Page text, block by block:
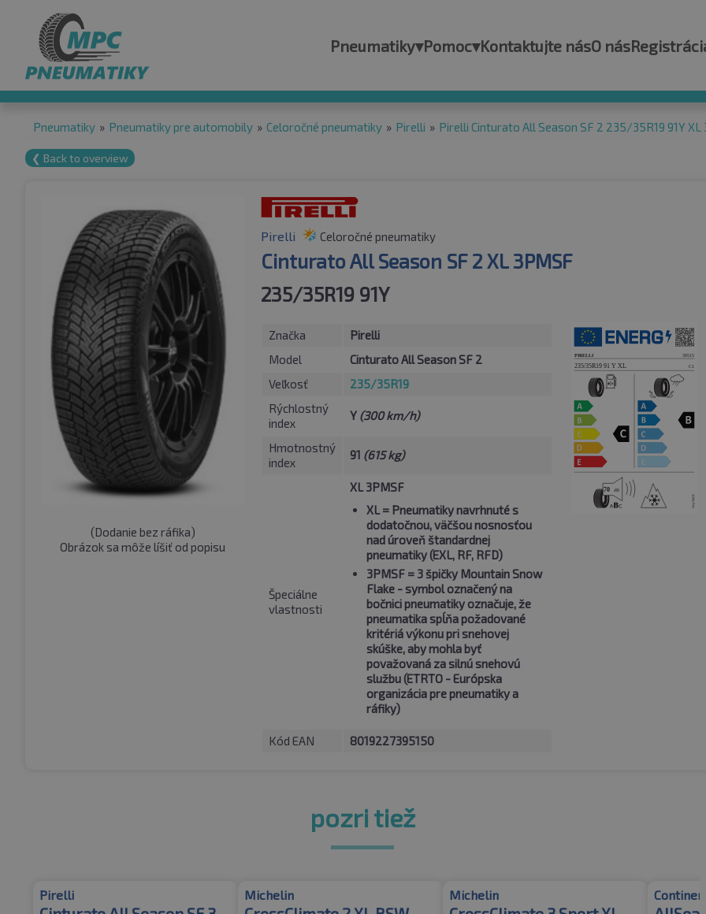
Pneumatiky▾Pomoc▾Kontaktujte násO nás
Pneumatiky » Pneumatiky pre automobily » Celoročné pneumatiky » Pirelli » Pirelli Cinturato All Season SF 2 235/35R19 91Y XL
❮ Back to overview
(Dodanie bez ráfika)
Obrázok sa môže líšiť od popisu
Pirelli Celoročné pneumatiky
Cinturato All Season SF 2 XL 3PMSF
235/35R19 91Y
Značka
Pirelli
Model
Cinturato All Season SF 2
Veľkosť
235/35R19
Rýchlostný
index
Y (300 km/h)
Hmotnostný
index
91 (615 kg)
Špeciálne
vlastnosti
XL 3PMSF
XL= Pneumatiky navrhnuté s
dodatočnou, väčšou nosnosťou
nad úroveň štandardnej
pneumatiky (EXL, RF, RFD)
3PMSF= 3 špičky Mountain Snow
Flake - symbol označený na
bočnici pneumatiky označuje, že
pneumatika spĺňa požadované
kritériá výkonu pri snehovej
skúške, aby mohla byť
považovaná za silnú snehovú
službu (ETRTO - Európska
organizácia pre pneumatiky a
ráfiky)
Kód EAN 8019227395150
pozri tiež
Pirelli Michelin Michelin